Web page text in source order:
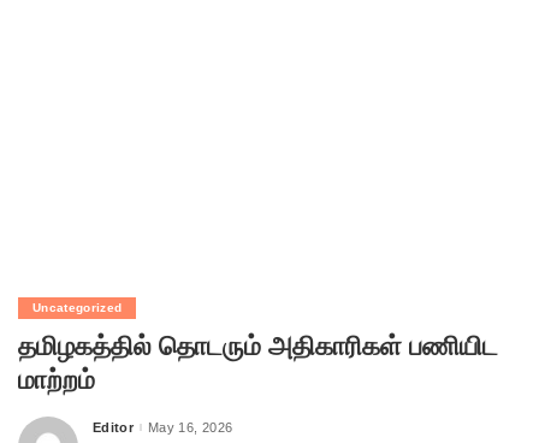
Uncategorized
தமிழகத்தில் தொடரும் அதிகாரிகள் பணியிட
மாற்றம்
Posted
Editor May 16, 2026